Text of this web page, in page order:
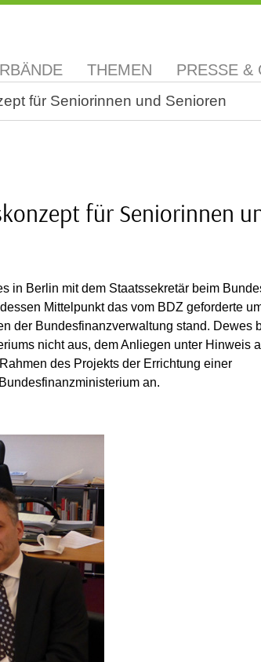
THEMEN PRESSE &
für Seniorinnen und Senioren
für Seniorinnen
in Berlin mit dem Staatssekretär beim
Mittelpunkt das vom BDZ geforderte
der Bundesfinanzverwaltung stand. Dewes
nicht aus, dem Anliegen unter Hinweis
des Projekts der Errichtung einer
an.